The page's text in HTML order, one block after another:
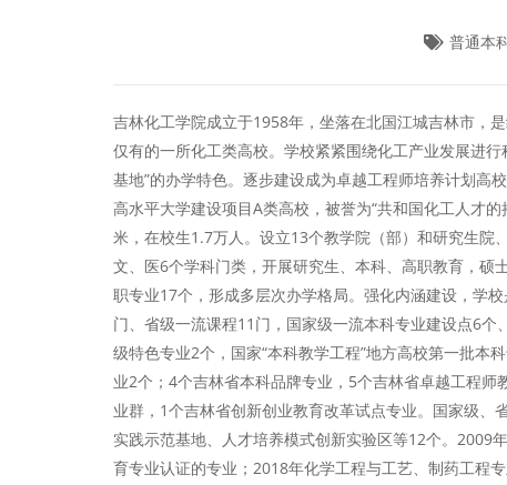
普通本
吉林化工学院成立于1958年，坐落在北国江城吉林市，
仅有的一所化工类高校。学校紧紧围绕化工产业发展进
基地”的办学特色。逐步建设成为卓越工程师培养计划高
高水平大学建设项目A类高校，被誉为“共和国化工人才
米，在校生1.7万人。设立13个教学院（部）和研究生院
文、医6个学科门类，开展研究生、本科、高职教育，
职专业17个，形成多层次办学格局。强化内涵建设，学
门、省级一流课程11门，国家级一流本科专业建设点6
级特色专业2个，国家“本科教学工程”地方高校第一批本
业2个；4个吉林省本科品牌专业，5个吉林省卓越工程
业群，1个吉林省创新创业教育改革试点专业。国家级
实践示范基地、人才培养模式创新实验区等12个。2009
育专业认证的专业；2018年化学工程与工艺、制药工程